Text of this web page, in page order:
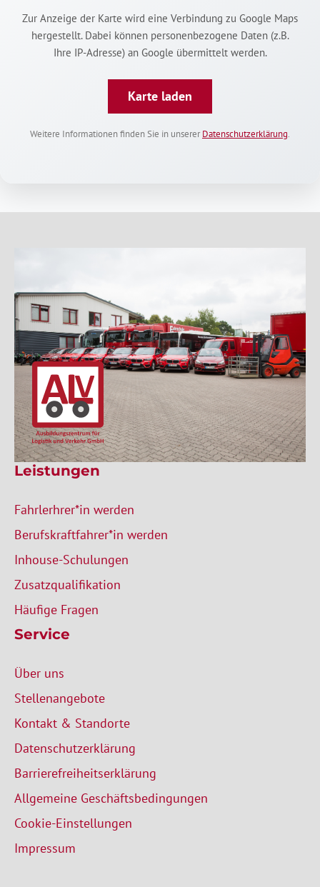
Zur Anzeige der Karte wird eine Verbindung zu Google Maps
hergestellt. Dabei können personenbezogene Daten (z.B.
Ihre IP-Adresse) an Google übermittelt werden.
Karte laden
Weitere Informationen finden Sie in unsererDatenschutzerklärung.
Leistungen
Fahrlerhrer*in werden
Berufskraftfahrer*in werden
Inhouse-Schulungen
Zusatzqualifikation
Häufige Fragen
Service
Über uns
Stellenangebote
Kontakt & Standorte
Datenschutzerklärung
Barrierefreiheitserklärung
Allgemeine Geschäftsbedingungen
Cookie-Einstellungen
Impressum